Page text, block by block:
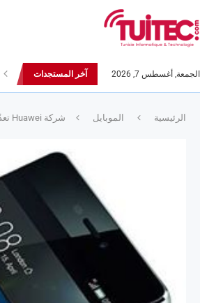
الجمعة, أغسطس 7, 2026 آخر المستجدات
الرئيسية الموبايل شركة Huawei تعدّ لإصدار هاتف ذكيّ جديد راقي المواصفات